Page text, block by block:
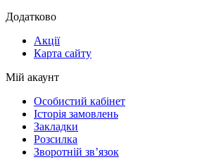
Додатково
Акції
Карта сайту
Мій акаунт
Особистий кабінет
Історія замовлень
Закладки
Розсилка
Зворотній зв’язок